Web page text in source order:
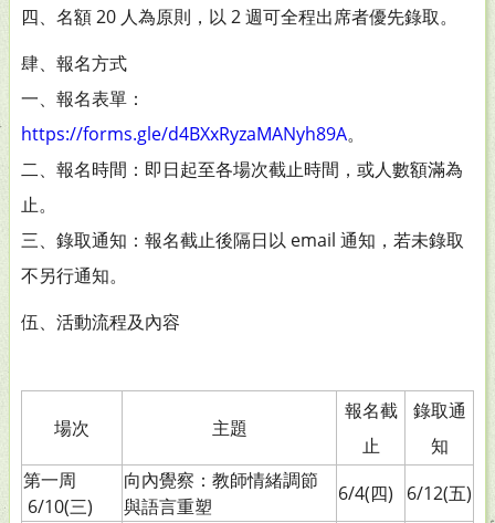
四、名額 20 人為原則，以 2 週可全程出席者優先錄取。
肆、報名方式
一、報名表單：
https://forms.gle/d4BXxRyzaMANyh89A。
二、報名時間：即日起至各場次截止時間，或人數額滿為
止。
三、錄取通知：報名截止後隔日以 email 通知，若未錄取
不另行通知。
伍、活動流程及內容
場次 主題
報名截
止
錄取通
知
第一周
6/10(三)
向內覺察：教師情緒調節
與語言重塑
6/4(四)
6/12(五)